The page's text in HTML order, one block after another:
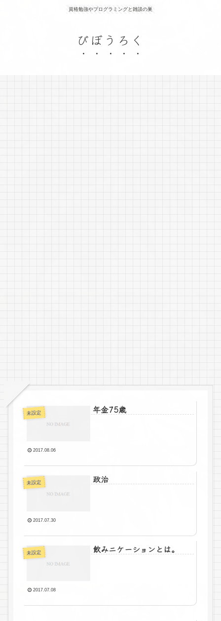
資格勉強やプログラミングと雑談の巣
びぼうろく
未設定 年金75歳
2017.08.06
未設定 政治
2017.07.30
未設定 飲みニケーションとは。
2017.07.08